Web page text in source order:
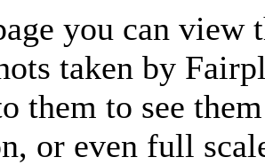
you can view
taken by
them to see
or even full